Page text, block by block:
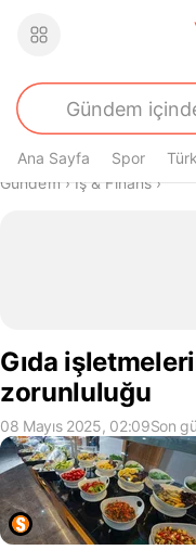
Ana Sayfa Spor
Buradasın
Gündem› İş & Finans›
Gıda
zorunluluğu
08 Mayıs 2025, 02:09Son